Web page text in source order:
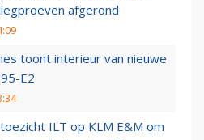
afgerond
toont interieur van nieuwe
E2
ILT op KLM E&M om